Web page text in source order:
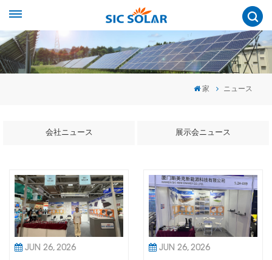
家 ニュース
会社ニュース 展示会ニュース
JUN 26, 2026 JUN 26, 2026